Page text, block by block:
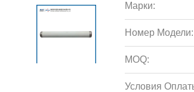
Марки:
Номер Модели:
MOQ:
Условия